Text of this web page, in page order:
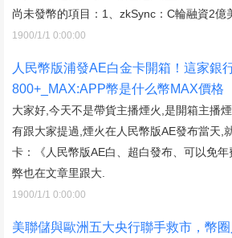
尚未發幣的項目：1、zkSync：C輪融資2億
1900/1/1 0:00:00
人民幣版浦發AE白金卡開箱！這家銀
800+_MAX:APP幣是什么幣MAX價格
大家好,今天不是帶貨主播煙火,是開箱主播
有跟大家提過,煙火在人民幣版AE發布當天,
卡：《人民幣版AE白、超白發布、可以免年
弊也在文章里跟大.
1900/1/1 0:00:00
美聯儲與歐洲五大央行聯手救市，幣